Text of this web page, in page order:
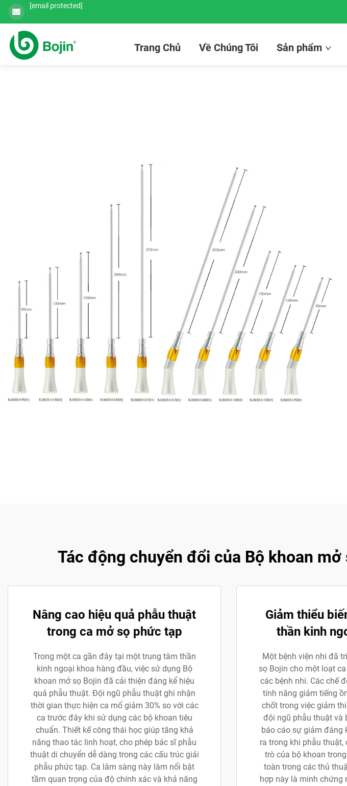
[email protected]
Trang Chủ Về Chúng Tôi Sản phẩm
Tác động chuyển đổi của Bộ khoan
Nâng cao hiệu quả phẫu thuật
trong ca mở sọ phức tạp
Trong một ca gần đây tại một trung tâm thần
kinh ngoại khoa hàng đầu, việc sử dụng Bộ
khoan mở sọ Bojin đã cải thiện đáng kể hiệu
quả phẫu thuật. Đội ngũ phẫu thuật ghi nhận
thời gian thực hiện ca mổ giảm 30% so với các
ca trước đây khi sử dụng các bộ khoan tiêu
chuẩn. Thiết kế công thái học giúp tăng khả
năng thao tác linh hoạt, cho phép bác sĩ phẫu
thuật di chuyển dễ dàng trong các cấu trúc giải
phẫu phức tạp. Ca lâm sàng này làm nổi bật
tầm quan trọng của độ chính xác và khả năng
Giảm thiểu
thần kinh
Một bệnh viện nhi đã
sọ Bojin cho một loạt
các bệnh nhi. Các chế
tính năng giảm tiếng
chốt trong việc giảm
đội ngũ phẫu thuật và
báo cáo sự giảm đáng
ra trong khi phẫu
trò của bộ khoan
toàn trong các thủ
hợp này là minh chứng